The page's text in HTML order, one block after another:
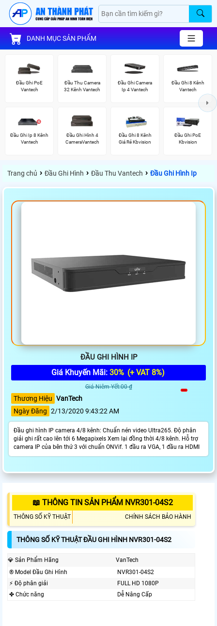
DANH MỤC SẢN PHẨM
Đầu Ghi PoE
Vantech
Đầu Thu Camera
32 Kênh Vantech
Đầu Ghi Camera
Ip 4 Vantech
Đầu Ghi 8 Kênh
Vantech
Đầu Ghi Ip 8 Kênh
Vantech
Đầu Ghi Hình 4
CameraVantech
Đầu Ghi 8 Kênh
Giá Rẻ Kbvision
Đầu Ghi PoE
Kbvision
Trang chủ › Đầu Ghi Hình › Đầu Thu Vantech › Đầu Ghi Hình Ip
ĐẦU GHI HÌNH IP
Giá Khuyến Mãi: 30% (+ VAT 8%)
Giá Niêm Yết:00 ₫
Thương Hiệu VanTech
Ngày Đăng 2/13/2020 9:43:22 AM
Đầu ghi hình IP camera 4/8 kênh: Chuẩn nén video Ultra265. Độ phân
giải ghi rất cao lên tới 6 Megapixels Xem lại đồng thời 4/8 kênh. Hỗ trợ
camera IP của bên thứ 3 với chuẩn ONVif. 1 đầu ra VGA, 1 đầu ra HDMI
📖 THÔNG TIN SẢN PHẨM NVR301-04S2
THÔNG SỐ KỸ THUẬT CHÍNH SÁCH BẢO HÀNH
THÔNG SỐ KỸ THUẬT ĐẦU GHI HÌNH NVR301-04S2
💎 Sản Phẩm Hãng
VanTech
®️ Model Đầu Ghi Hình
NVR301-04S2
️⚡ Độ phân giải
FULL HD 1080P
✤ Chức năng
Dễ Nâng Cấp